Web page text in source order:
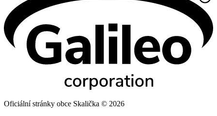
Oficiální stránky obce Skalička © 2026